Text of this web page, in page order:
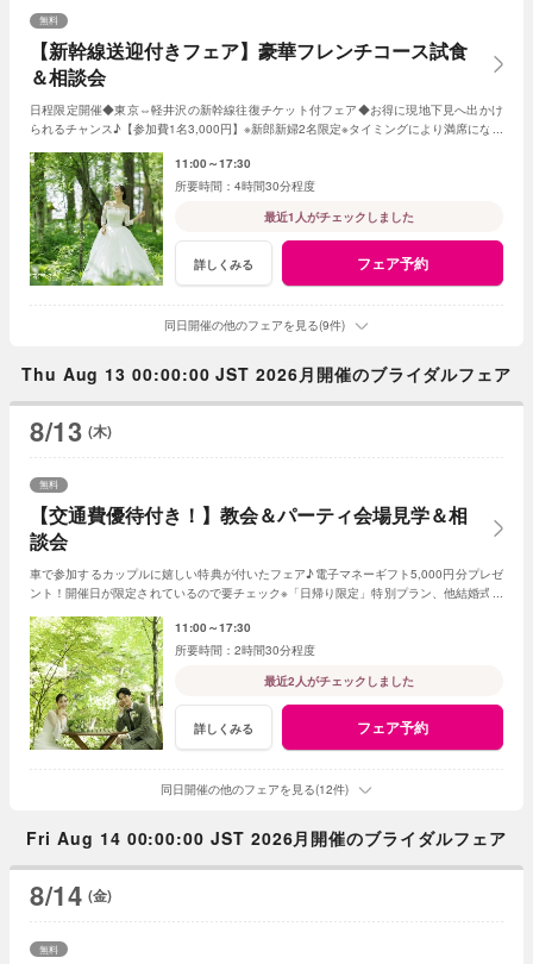
【新幹線送迎付きフェア】豪華フレンチコース試食
＆相談会
無料
日程限定開催◆東京⇔軽井沢の新幹線往復チケット付フェア◆お得に現地下見へ出かけ
られるチャンス♪【参加費1名3,000円】※新郎新婦2名限定※タイミングにより満席になる
11:00～17:30
4時間30分程度
最近1人がチェックしました
詳しくみる フェア予約
同日開催の他のフェアを見る(9件)
Thu Aug 13 00:00:00 JST 2026月開催のブライダルフェア
8/13 (木)
【交通費優待付き！】教会＆パーティ会場見学＆相
談会
無料
車で参加するカップルに嬉しい特典が付いたフェア♪電子マネーギフト5,000円分プレゼ
ント！開催日が限定されているので要チェック※「日帰り限定」特別プラン、他結婚式場
11:00～17:30
2時間30分程度
最近2人がチェックしました
詳しくみる フェア予約
同日開催の他のフェアを見る(12件)
Fri Aug 14 00:00:00 JST 2026月開催のブライダルフェア
8/14 (金)
無料